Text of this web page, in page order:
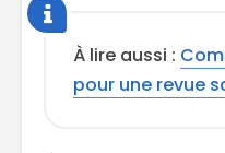
À lire aussi :
pour une revue